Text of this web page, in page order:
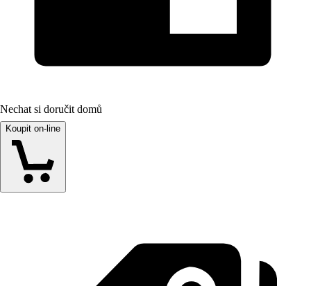
Nechat si doručit domů
Koupit on-line